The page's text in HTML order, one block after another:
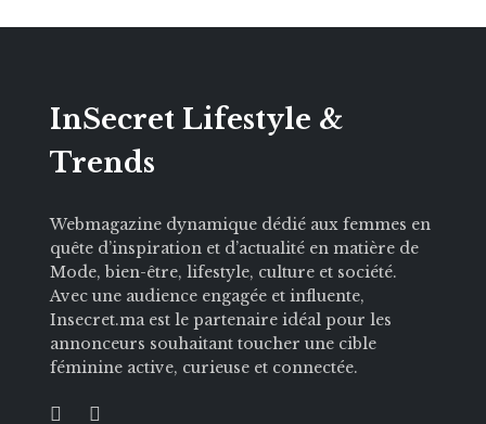
InSecret Lifestyle &
Trends
Webmagazine dynamique dédié aux femmes en
quête d’inspiration et d’actualité en matière de
Mode, bien-être, lifestyle, culture et société.
Avec une audience engagée et influente,
Insecret.ma est le partenaire idéal pour les
annonceurs souhaitant toucher une cible
féminine active, curieuse et connectée.